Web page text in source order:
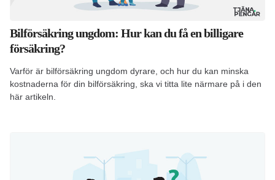
Bilförsäkring ungdom: Hur kan du få en billigare
försäkring?
Varför är bilförsäkring ungdom dyrare, och hur du kan minska
kostnaderna för din bilförsäkring, ska vi titta lite närmare på i den
här artikeln.